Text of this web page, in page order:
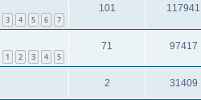
3 4 5 6 7
101 117941
1 2 3 4 5
71 97417
2 31409